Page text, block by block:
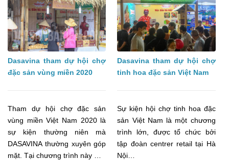
Dasavina tham dự hội chợ
đặc sản vùng miền 2020
Tham dự hội chợ đặc sản
vùng miền Việt Nam 2020 là
sự kiện thường niên mà
DASAVINA thường xuyên góp
mặt. Tại chương trình này …
Dasavina tham dự hội chợ
tinh hoa đặc sản Việt Nam
Sự kiện hội chợ tinh hoa đặc
sản Việt Nam là một chương
trình lớn, được tổ chức bởi
tập đoàn centrer retail tại Hà
Nội…